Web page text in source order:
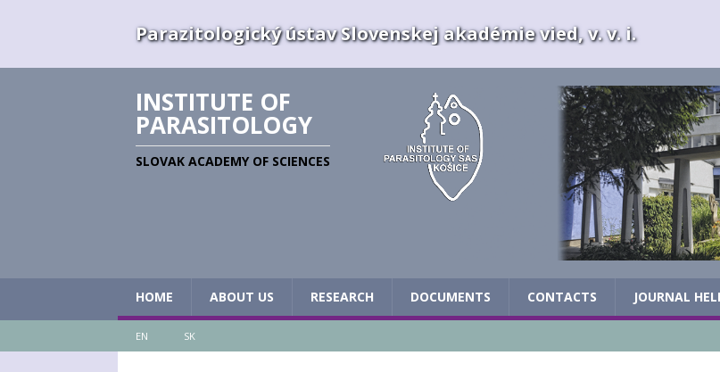
Parazitologický ústav Slovenskej akadémie vied, v. v. i.
INSTITUTE OF
PARASITOLOGY
SLOVAK ACADEMY OF SCIENCES
HOME ABOUT US RESEARCH DOCUMENTS CONTACTS JOURNAL
EN SK